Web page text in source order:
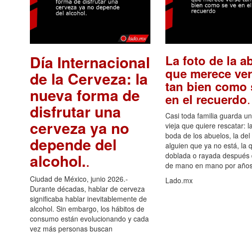
Día Internacional
de la Cerveza: la
nueva forma de
disfrutar una
cerveza ya no
depende del
alcohol..
Ciudad de México, junio 2026.-
Durante décadas, hablar de cerveza
significaba hablar inevitablemente de
alcohol. Sin embargo, los hábitos de
consumo están evolucionando y cada
vez más personas buscan
La foto de la
que merece
tan bien como
en el recuerdo.
Casi toda familia guarda
vieja que quiere rescatar:
boda de los abuelos, la
alguien que ya no está, la
doblada o rayada después
de mano en mano por
Lado.mx